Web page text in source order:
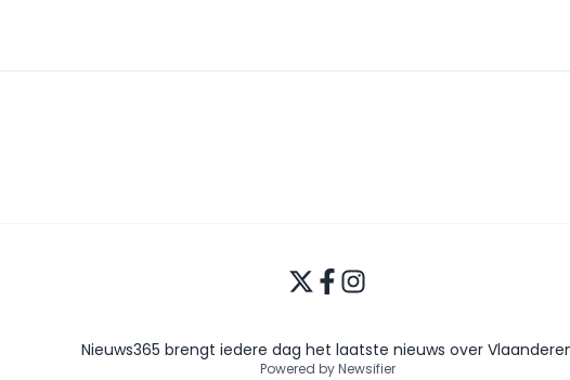
Nieuws365 brengt iedere dag het laatste nieuws over
Powered by Newsifier